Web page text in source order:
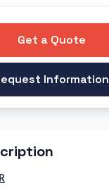
Get a Quote
Information